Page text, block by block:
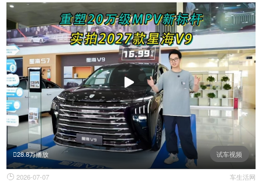
试车视频
28.8万播放
 2026-07-07 车生活网